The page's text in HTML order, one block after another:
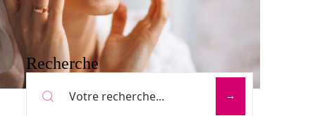
Recherche